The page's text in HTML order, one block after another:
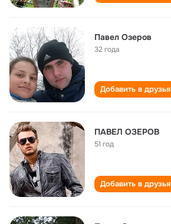
Павел Озеров
32 года
Добавить в друзья
ПАВЕЛ ОЗЕРОВ
51 год
Добавить в друзья